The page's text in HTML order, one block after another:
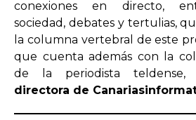
conexiones en directo,
sociedad, debates y tertulias,
la columna vertebral de este
que cuenta además con la
de la periodista teldense,
directora de